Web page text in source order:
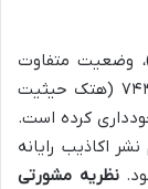
، وضعیت متفاوت
است. قانون گذار در ماده ۱۰۴، صرفاً به ماده ۷۴۴ (هتک حیثیت
ای) اشاره کرده و از ذکر صریح ماده ۷۴۶ خودداری کرده است.
اکاذیب رایانه
نظریه مشورتی